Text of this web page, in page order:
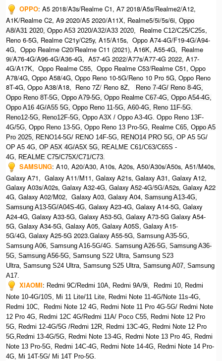
OPPO: A5 2018/A3s/Realme C1, A7 2018/A5s/Realme2/A12,
A1K/Realme C2, A9 2020/A5 2020/A11X, Realme5/5i/5s/6i, Oppo
A8/A31 2020, Oppo A53 2020/A32/A33 2020, Realme C12/C25/C25s,
Reno 6-5G, Realme C21y/C25y, A15/A15s, Oppo A74-4G/F19-4G/A94-
4G, Oppo Realme C20/Realme C11 (2021), A16K, A55-4G, Realme
9i/A76-4G/A96-4G/A36-4G, A57-4G 2022/A77s/A77-4G 2022, A17-
4G/A17K, Oppo Realme C55, Oppo Realme C53/Realme C51, Oppo
A78/4G, Oppo A58/4G, Oppo Reno 10-5G/Reno 10 Pro 5G, Oppo Reno
8T-4G, Oppo A38/A18, Reno 7Z/ Reno 8Z,
Reno 7-4G/ Reno 8-4G,
Oppo Reno 8T-5G, Oppo A79-5G, Oppo Realme C67-4G, Oppo A54-4G,
Oppo A16 4G/A55 5G, Oppo Reno 11-5G, A60-4G, Reno 11F-5G.
Reno12-5G, Reno12F-5G, Oppo A3X / Oppo A3-4G. Oppo Reno 13F-
4G/5G, Oppo Reno 13-5G, Oppo Reno 13 Pro-5G, Realme C65, Oppo A5
Pro 2025, RENO14-5G/ RENO 14F-5G, RENO14 PRO 5G, OP A5 5G/
OP A5 4G, OP A5X 4G/A5X 5G, REALME C61/C63/C65S -
4G, REALME C75/C75X/C71/C73.
SAMSUNG: A10, A20/A30, A10s, A20s, A50/A30s/A50s, A51/M40s,
Galaxy A71, Galaxy A11/M11, Galaxy A21s, Galaxy A31, Galaxy A12,
Galaxy A03s/A02s, Galaxy A32-4G, Galaxy A52-4G/5G/A52s, Galaxy A22
4G, Galaxy A02/M02, Galaxy A03, Galaxy A04, Samsung A13-4G,
Samsung A13-5G/A04S-4G, Galaxy A23-4G, Galaxy A14-5G, Galaxy
A24-4G, Galaxy A33-5G, Galaxy A53-5G, Galaxy A73-5G Galaxy A54-
5G, Galaxy A34-5G, Galaxy A05, Galaxy A05S, Galaxy A15-
5G/4G, Galaxy A25-5G 2023.Galaxy A55-5G, Samsung A35-5G,
Samsung A06, Samsung A16-5G/4G. Samsung A26-5G, Samsung A36-
5G, Samsung A56-5G, Samsung S22 Ultra, Samsung S23
Ultra, Samsung S24 Ultra, Samsung S25 Ultra, Samsung A07, Samsung
A17.
XIAOMI: Redmi 9C/Redmi 10A, Redmi 9A/9i, Redmi 10, Redmi
Note 10-4G/10S, Mi 11 Lite/11 Lite, Redmi Note 11-4G/Note 11s-4G,
Redmi 10C, Redmi Note 12 4G, Redmi Note 11 Pro 4G-5G/ Redmi Note
12 Pro 4G, Redmi 12C 4G/Redmi 11A/ Poco C55, Redmi Note 12 Pro
5G, Redmi 12-4G/5G /Redmi 12R, Redmi 13C-4G, Redmi Note 12 Pro
5G,Redmi 13-4G/5G, Redmi Note 13-4G, Redmi Note 13 Pro 4G, Redmi
Note 13 Pro-5G, Redmi 14C-4G, Redmi Note 14-4G, Redmi Note 14 Pro-
4G, Mi 14T-5G/ Mi 14T Pro-5G.